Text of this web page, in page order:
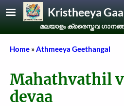
Skip to main content
Kristheeya
മലയാളം ക്രൈസ്തവ
Breadcrumb
Home Athmeeya Geethangal
Mahathvathil
devaa